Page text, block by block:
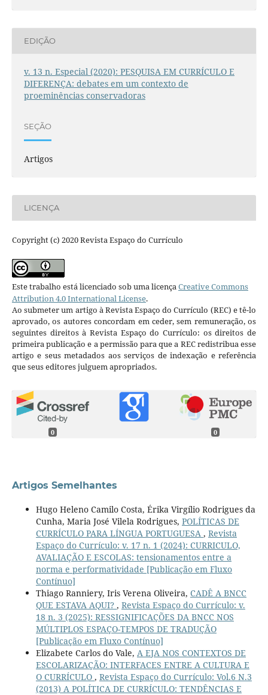
EDIÇÃO
v. 13 n. Especial (2020): PESQUISA EM CURRÍCULO E
DIFERENÇA: debates em um contexto de
proeminências conservadoras
SEÇÃO
Artigos
LICENÇA
Copyright (c) 2020 Revista Espaço do Currículo
Este trabalho está licenciado sob uma licençaCreative Commons
Attribution 4.0 International License.
Ao submeter um artigo à Revista Espaço do Currículo (REC) e tê-lo
aprovado, os autores concordam em ceder, sem remuneração, os
seguintes direitos à Revista Espaço do Currículo: os direitos de
primeira publicação e a permissão para que a REC redistribua esse
artigo e seus metadados aos serviços de indexação e referência
que seus editores julguem apropriados.
0 0
Artigos Semelhantes
Hugo Heleno Camilo Costa, Érika Virgílio Rodrigues da
Cunha, Maria José Vilela Rodrigues, POLÍTICAS DE
CURRÍCULO PARA LÍNGUA PORTUGUESA , Revista
Espaço do Currículo: v. 17 n. 1 (2024): CURRICULO,
AVALIAÇÃO E ESCOLAS: tensionamentos entre a
norma e performatividade [Publicação em Fluxo
Contínuo]
Thiago Ranniery, Iris Verena Oliveira, CADÊ A BNCC
QUE ESTAVA AQUI? , Revista Espaço do Currículo: v.
18 n. 3 (2025): RESSIGNIFICAÇÕES DA BNCC NOS
MÚLTIPLOS ESPAÇO-TEMPOS DE TRADUÇÃO
[Publicação em Fluxo Contínuo]
Elizabete Carlos do Vale, A EJA NOS CONTEXTOS DE
ESCOLARIZAÇÃO: INTERFACES ENTRE A CULTURA E
O CURRÍCULO , Revista Espaço do Currículo: Vol.6 N.3
(2013) A POLÍTICA DE CURRÍCULO: TENDÊNCIAS E